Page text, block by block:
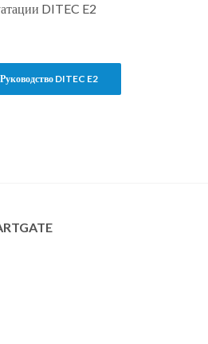
DITEC E2
DITEC E2